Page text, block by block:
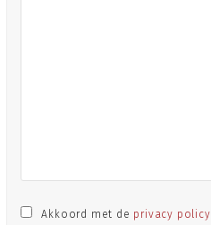
Akkoord met de privacy policy